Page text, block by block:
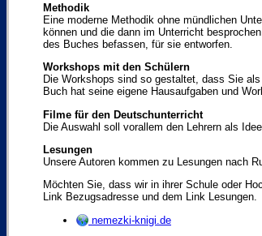
Methodik
Eine moderne Methodik ohne mündlichen
können und die dann im Unterricht
des Buches befassen, für sie entworfen.
Workshops mit den Schülern
Die Workshops sind so gestaltet, dass Sie
Buch hat seine eigene Hausaufgaben und
Filme für den Deutschunterricht
Die Auswahl soll vorallem den Lehrern als
Lesungen
Unsere Autoren kommen zu Lesungen nach
Möchten Sie, dass wir in ihrer Schule oder
Link Bezugsadresse und dem Link Lesungen.
nemezki-knigi.de